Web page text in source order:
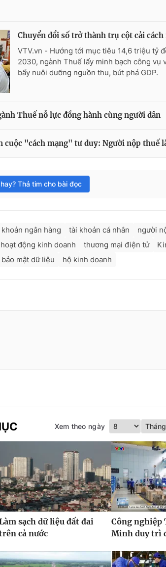
Chuyển đổi số trở thành trụ cột cải cách
VTV.vn - Hướng tới mục tiêu 14,6 triệu tỷ
2030, ngành Thuế lấy minh bạch công vụ
bẩy nuôi dưỡng nguồn thu, bứt phá GDP.
Thuế nỗ lực đồng hành cùng người dân
cuộc "cách mạng" tư duy: Người nộp thuế
Thả tim cho bài đọc
ngân hàng tài khoản cá nhân người
hoạt động kinh doanh thương mại điện tử
bảo mật dữ liệu hộ kinh doanh
Xem theo ngày
sạch dữ liệu đất đai
cả nước
Công nghiệp
Minh duy trì